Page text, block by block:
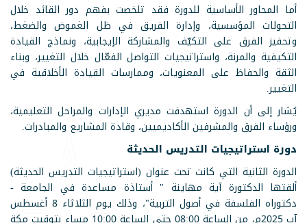
أما المحاور الأساسية للدورة فقد تلخصت بفهم دور القائد خلال
التحولات المؤسسية، وإدارة الفريق في ظل الغموض والضغط،
وتحفيز الفرق على التكيّف والمشاركة الإيجابية، ونماذج القيادة
التكيفية والمرنة، واستراتيجيات التواصل الفعّال خلال التغيير، وبناء
الثقة والحفاظ على المعنويات، وممارسات القيادة الأخلاقية في
التغيير.
يُشار إلى أن الدورة استهدفت مديري الإدارات والمراحل التعليمية،
ورؤساء الفرق والمشرفين الأكاديميين، وقادة المشاريع والمبادرات.
دورة استراتيجيات التدريس الحديثة
الدورة الثانية التي كانت تحت عنوان (استراتيجيات التدريس الحديثة)
ألقتها الدكتورة آية مهاينة " أستاذة مساعدة في الجامعة -
دكتوراه الفلسفة في أصول التربية"، وذلك يوم الثلاثاء 8 أغسطس